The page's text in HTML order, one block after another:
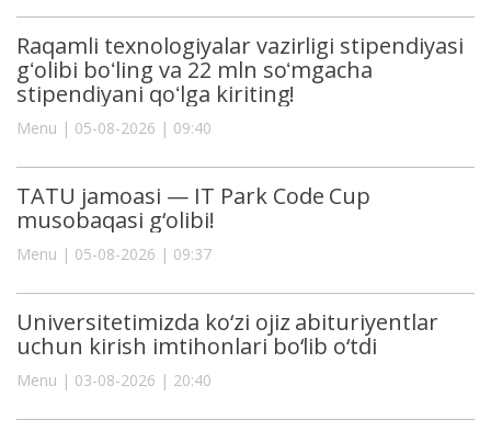
Raqamli texnologiyalar vazirligi stipendiyasi
gʻolibi boʻling va 22 mln soʻmgacha
stipendiyani qoʻlga kiriting!
Menu | 05-08-2026 | 09:40
TATU jamoasi — IT Park Code Cup
musobaqasi g‘olibi!
Menu | 05-08-2026 | 09:37
Universitetimizda ko‘zi ojiz abituriyentlar
uchun kirish imtihonlari bo‘lib o‘tdi
Menu | 03-08-2026 | 20:40